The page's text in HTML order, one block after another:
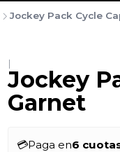
Jockey Pack Cycle
|
Jockey
Garnet
💳Paga en6